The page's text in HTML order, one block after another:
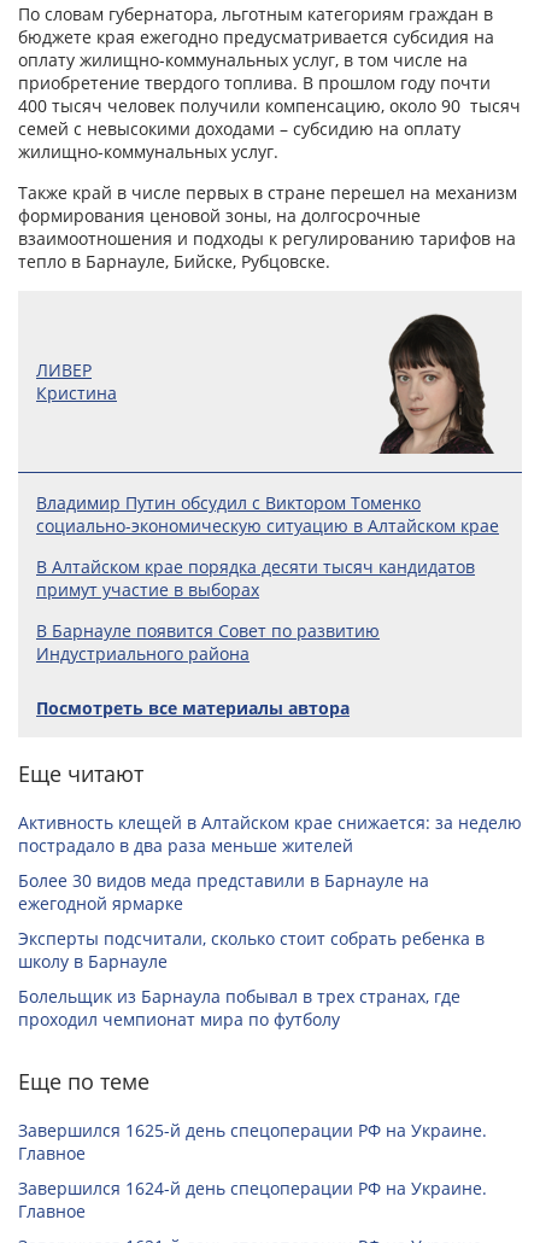
По словам губернатора, льготным категориям граждан в
бюджете края ежегодно предусматривается субсидия на
оплату жилищно-коммунальных услуг, в том числе на
приобретение твердого топлива. В прошлом году почти
400 тысяч человек получили компенсацию, около 90 тысяч
семей с невысокими доходами – субсидию на оплату
жилищно-коммунальных услуг.
Также край в числе первых в стране перешел на механизм
формирования ценовой зоны, на долгосрочные
взаимоотношения и подходы к регулированию тарифов на
тепло в Барнауле, Бийске, Рубцовске.
ЛИВЕР
Кристина
Владимир Путин обсудил с Виктором Томенко
социально-экономическую ситуацию в Алтайском крае
В Алтайском крае порядка десяти тысяч кандидатов
примут участие в выборах
В Барнауле появится Совет по развитию
Индустриального района
Посмотреть все материалы автора
Еще читают
Активность клещей в Алтайском крае снижается: за неделю
пострадало в два раза меньше жителей
Более 30 видов меда представили в Барнауле на
ежегодной ярмарке
Эксперты подсчитали, сколько стоит собрать ребенка в
школу в Барнауле
Болельщик из Барнаула побывал в трех странах, где
проходил чемпионат мира по футболу
Еще по теме
Завершился 1625-й день спецоперации РФ на Украине.
Главное
Завершился 1624-й день спецоперации РФ на Украине.
Главное